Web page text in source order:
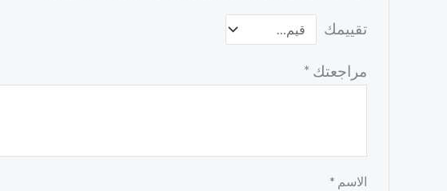
تقييمك
مراجعتك *
الاسم *